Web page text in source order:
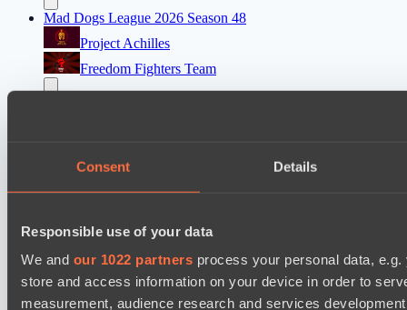
Consent Details
Responsible use of your data
We and our 1022 partners process your personal data,
store and access information on your device in order to
measurement, audience research and services
Mad Dogs League 2026 Season 48
Project Achilles
Freedom Fighters Team
Asgard Championship Season 1
No Hoodwink
Ultras Dota Pro League 2025-2026 Season 57
Eye Gaming